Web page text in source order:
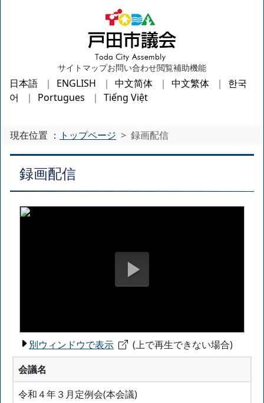
サイトマップお問い合わせ閲覧補助機能
日本語 ENGLISH 中文简体 中文繁体
한국
어
Portugues Tiếng Việt
現在位置 ： トップページ 録画配信
録画配信
別ウィンドウで表示
(上で再生できない場合)
会議名
令和４年３月定例会(本会議)